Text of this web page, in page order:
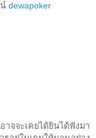
dewapoker
จะเคยได้ยินได้ฟังมา